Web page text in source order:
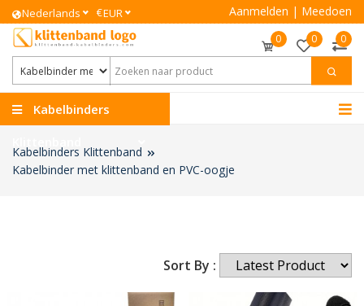
Nederlands €EUR Aanmelden | Meedoen
0 0 0
Kabelbinders
Kabelbinders Klittenband
Kabelbinder met klittenband en PVC-oogje
Sort By :